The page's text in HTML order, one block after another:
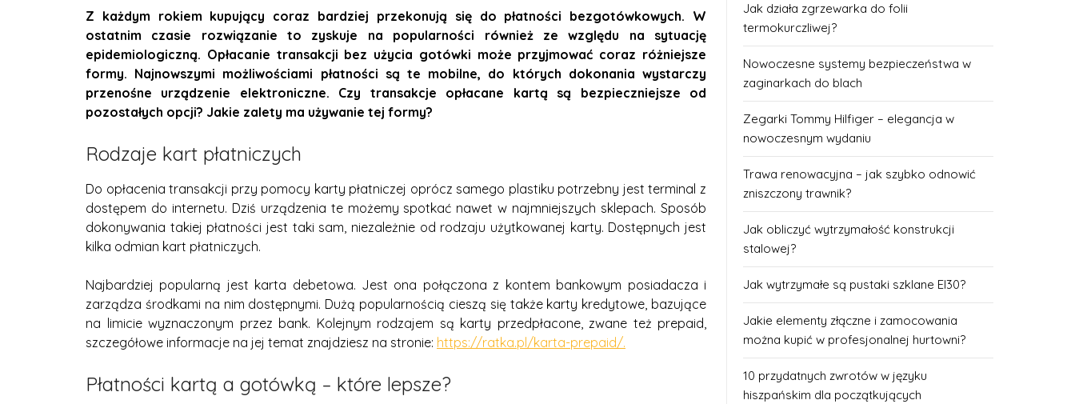
Z każdym rokiem kupujący coraz bardziej przekonują się do płatności bezgotówkowych. W
ostatnim czasie rozwiązanie to zyskuje na popularności również ze względu na sytuację
epidemiologiczną. Opłacanie transakcji bez użycia gotówki może przyjmować coraz różniejsze
formy. Najnowszymi możliwościami płatności są te mobilne, do których dokonania wystarczy
przenośne urządzenie elektroniczne. Czy transakcje opłacane kartą są bezpieczniejsze od
pozostałych opcji? Jakie zalety ma używanie tej formy?
Rodzaje kart płatniczych
Do opłacenia transakcji przy pomocy karty płatniczej oprócz samego plastiku potrzebny jest terminal z
dostępem do internetu. Dziś urządzenia te możemy spotkać nawet w najmniejszych sklepach. Sposób
dokonywania takiej płatności jest taki sam, niezależnie od rodzaju użytkowanej karty. Dostępnych jest
kilka odmian kart płatniczych.
Najbardziej popularną jest karta debetowa. Jest ona połączona z kontem bankowym posiadacza i
zarządza środkami na nim dostępnymi. Dużą popularnością cieszą się także karty kredytowe, bazujące
na limicie wyznaczonym przez bank. Kolejnym rodzajem są karty przedpłacone, zwane też prepaid,
szczegółowe informacje na jej temat znajdziesz na stronie: https://ratka.pl/karta-prepaid/.
Płatności kartą a gotówką – które lepsze?
Jak działa zgrzewarka do folii
termokurczliwej?
Nowoczesne systemy bezpieczeństwa w
zaginarkach do blach
Zegarki Tommy Hilfiger – elegancja w
nowoczesnym wydaniu
Trawa renowacyjna – jak szybko odnowić
zniszczony trawnik?
Jak obliczyć wytrzymałość konstrukcji
stalowej?
Jak wytrzymałe są pustaki szklane EI30?
Jakie elementy złączne i zamocowania
można kupić w profesjonalnej hurtowni?
10 przydatnych zwrotów w języku
hiszpańskim dla początkujących